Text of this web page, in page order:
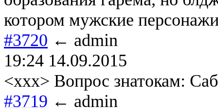
котором мужские
#3720 ← admin
19:24 14.09.2015
<xxx> Вопрос знатокам:
#3719 ← admin